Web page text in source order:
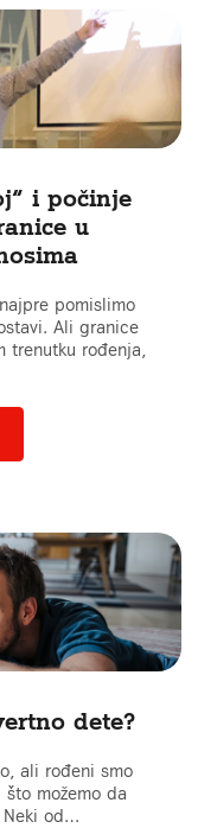
i počinje
u
pomislimo
Ali granice
trenutku rođenja,
dete?
ali rođeni smo
možemo da
Neki od…